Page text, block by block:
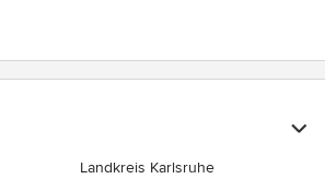
Landkreis Karlsruhe